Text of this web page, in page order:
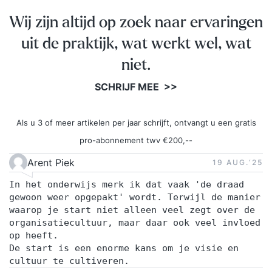
Wij zijn altijd op zoek naar ervaringen
uit de praktijk, wat werkt wel, wat
niet.
SCHRIJF MEE >>
Als u 3 of meer artikelen per jaar schrijft, ontvangt u een gratis
pro-abonnement twv €200,--
Arent Piek 19 AUG.‘25
In het onderwijs merk ik dat vaak 'de draad
gewoon weer opgepakt' wordt. Terwijl de manier
waarop je start niet alleen veel zegt over de
organisatiecultuur, maar daar ook veel invloed
op heeft.
De start is een enorme kans om je visie en
cultuur te cultiveren.